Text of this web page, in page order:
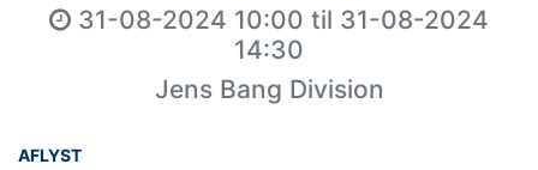
31-08-2024 10:00 til 31-08-2024
14:30
Jens Bang Division
AFLYST